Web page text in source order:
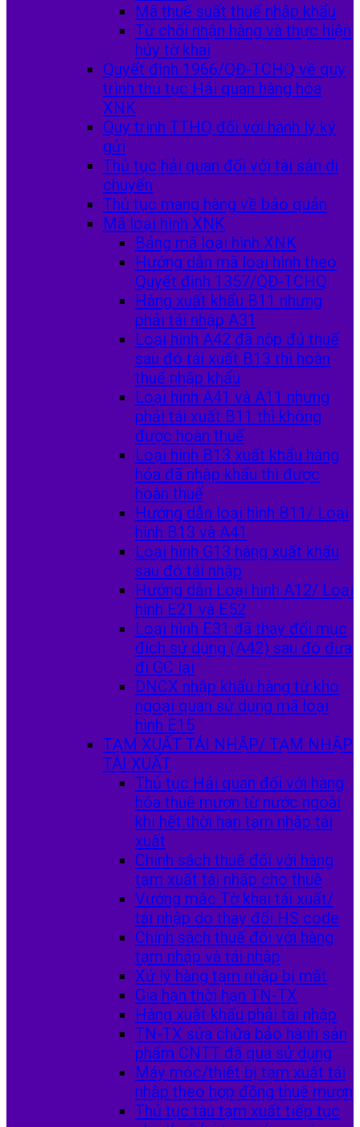
Mã thuế suất thuế nhập khẩu
Từ chối nhận hàng và thực hiện
hủy tờ khai
Quyết định 1966/QĐ-TCHQ về quy
trình thủ tục Hải quan hàng hóa
XNK
Quy trình TTHQ đối với hành lý ký
gửi
Thủ tục hải quan đối với tài sản di
chuyển
Thủ tục mang hàng về bảo quản
Mã loại hình XNK
Bảng mã loại hình XNK
Hướng dẫn mã loại hình theo
Quyết định 1357/QĐ-TCHQ
Hàng xuất khẩu B11 nhưng
phải tái nhập A31
Loại hình A42 đã nộp đủ thuế
sau đó tái xuất B13 thì hoàn
thuế nhập khẩu
Loại hình A41 và A11 nhưng
phải tái xuất B11 thì không
được hoàn thuế
Loại hình B13 xuất khẩu hàng
hóa đã nhập khẩu thì được
hoàn thuế
Hướng dẫn loại hình B11/ Loại
hình B13 và A41
Loại hình G13 hàng xuất khẩu
sau đó tái nhập
Hướng dẫn Loại hình A12/ Loại
hình E21 và E52
Loại hình E31 đã thay đổi mục
đích sử dụng (A42) sau đó đưa
đi GC lại
DNCX nhập khẩu hàng từ kho
ngoại quan sử dụng mã loại
hình E15
TẠM XUẤT TÁI NHẬP/ TẠM NHẬP
TÁI XUẤT
Thủ tục Hải quan đối với hàng
hóa thuê mượn từ nước ngoài
khi hết thời hạn tạm nhập tái
xuất
Chính sách thuế đối với hàng
tạm xuất tái nhập cho thuê
Vướng mắc Tờ khai tái xuất/
tái nhập do thay đổi HS code
Chính sách thuế đối với hàng
tạm nhập và tái nhập
Xử lý hàng tạm nhập bị mất
Gia hạn thời hạn TN-TX
Hàng xuất khẩu phải tái nhập
TN-TX sửa chữa bảo hành sản
phẩm CNTT đã qua sử dụng
Máy móc/thiết bị tạm xuất tái
nhập theo hợp đồng thuê mượn
Thủ tục tàu tạm xuất tiếp tục